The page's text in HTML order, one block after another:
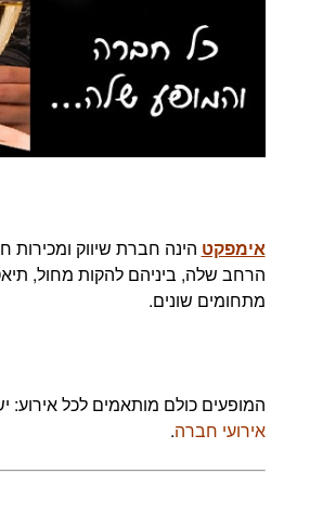
אימפקט הינה חברת שיווק ומכירות
הרחב שלה, ביניהם להקות מחול,
מתחומים שונים.
המופעים כולם מותאמים לכל אירוע:
אירועי חברה.